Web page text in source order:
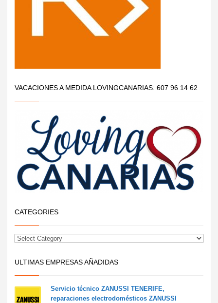
VACACIONES A MEDIDA LOVINGCANARIAS: 607 96 14 62
CATEGORIES
ULTIMAS EMPRESAS AÑADIDAS
Servicio técnico ZANUSSI TENERIFE,
reparaciones electrodomésticos ZANUSSI